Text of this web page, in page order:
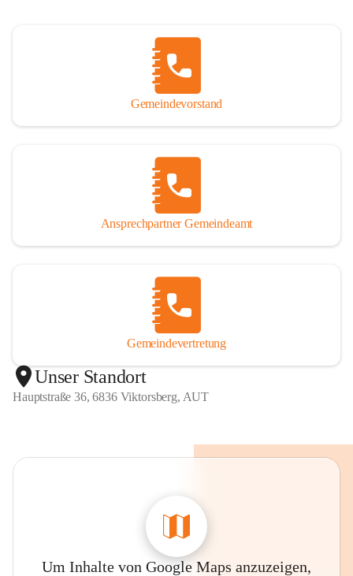
Gemeindevorstand
Ansprechpartner Gemeindeamt
Gemeindevertretung
Unser Standort
Hauptstraße 36, 6836 Viktorsberg, AUT
Um Inhalte von Google Maps anzuzeigen,